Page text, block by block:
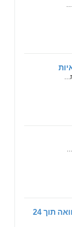
הלוואה באישור מיידי – קבלת הלוואה תוך 24